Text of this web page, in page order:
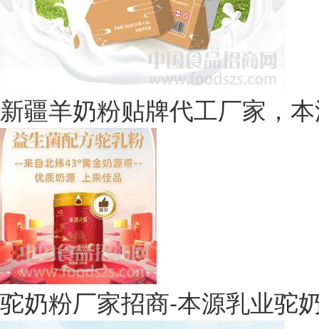
出快速增长的趋势，具有广
都有着巨大的潜力，骆驼奶
而且，随着人们健康上饮食
奶行业将继续保持高速增长
和对营养成分的关注，骆驼
那想做驼奶品牌加盟
新疆羊奶粉贴牌代工厂家，
驼奶粉厂家招商-本源乳业驼